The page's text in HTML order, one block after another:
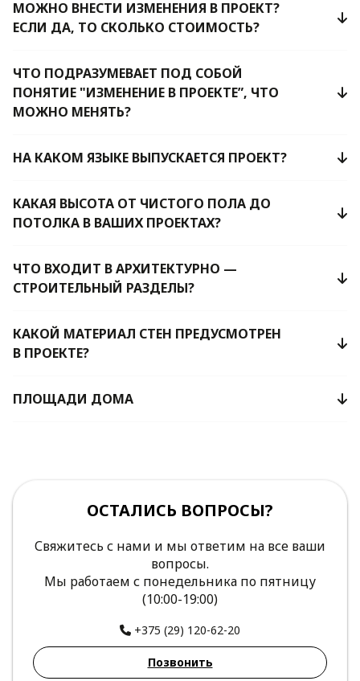
МОЖНО ВНЕСТИ ИЗМЕНЕНИЯ В ПРОЕКТ?
ЕСЛИ ДА, ТО СКОЛЬКО СТОИМОСТЬ?
ЧТО ПОДРАЗУМЕВАЕТ ПОД СОБОЙ
ПОНЯТИЕ "ИЗМЕНЕНИЕ В ПРОЕКТЕ”, ЧТО
МОЖНО МЕНЯТЬ?
НА КАКОМ ЯЗЫКЕ ВЫПУСКАЕТСЯ ПРОЕКТ?
КАКАЯ ВЫСОТА ОТ ЧИСТОГО ПОЛА ДО
ПОТОЛКА В ВАШИХ ПРОЕКТАХ?
ЧТО ВХОДИТ В АРХИТЕКТУРНО —
СТРОИТЕЛЬНЫЙ РАЗДЕЛЫ?
КАКОЙ МАТЕРИАЛ СТЕН ПРЕДУСМОТРЕН
В ПРОЕКТЕ?
ПЛОЩАДИ ДОМА
ОСТАЛИСЬ ВОПРОСЫ?
Свяжитесь с нами и мы ответим на все ваши
вопросы.
Мы работаем с понедельника по пятницу
(10:00-19:00)
+375 (29) 120-62-20
Позвонить